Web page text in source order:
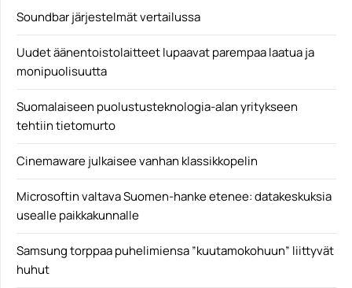
Soundbar järjestelmät vertailussa
Uudet äänentoistolaitteet lupaavat parempaa laatua ja
monipuolisuutta
Suomalaiseen puolustusteknologia-alan yritykseen
tehtiin tietomurto
Cinemaware julkaisee vanhan klassikkopelin
Microsoftin valtava Suomen-hanke etenee: datakeskuksia
usealle paikkakunnalle
Samsung torppaa puhelimiensa ”kuutamokohuun” liittyvät
huhut